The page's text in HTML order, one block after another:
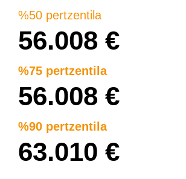
%50 pertzentila
56.008 €
%75 pertzentila
56.008 €
%90 pertzentila
63.010 €